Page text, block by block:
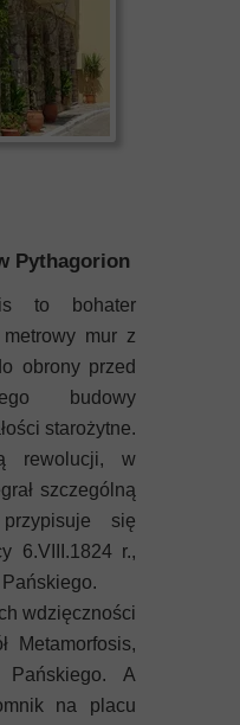
Pythagorion
to bohater
mur z
obrony przed
budowy
starożytne.
rewolucji, w
szczególną
się
6.VIII.1824 r.,
wdzięczności
Metamorfosis,
Pańskiego. A
na placu